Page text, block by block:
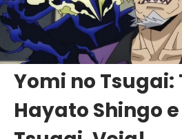
Yomi no Tsugai:
Hayato Shingo